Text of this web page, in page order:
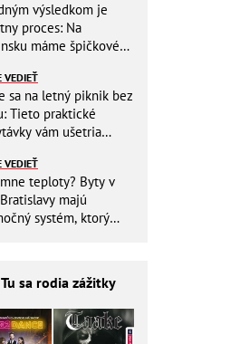
výsledkom je
proces: Na
máme špičkové
VEDIEŤ
sa na letný piknik bez
Tieto praktické
vám ušetria
VEDIEŤ
teploty? Byty v
majú
systém, ktorý
sa rodia zážitky